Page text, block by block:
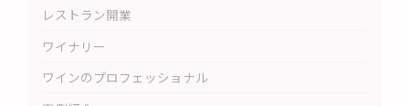
レストラン開業
ワイナリー
ワインのプロフェッショナル